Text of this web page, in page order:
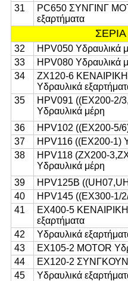
31
PC650 ΣΥΝΓΙΝΓ
εξαρτήματα
ΣΕΡΙΑ
32
HPV050 Υδραυλικά
33
HPV080 Υδραυλικά
34
ZX120-6
Υδραυλικά
35
HPV091 ((EX200-
Υδραυλικά μέρη
36
HPV102 ((EX200-5/
37
HPV116 ((EX200-1)
38
HPV118 (ZX200-
Υδραυλικά μέρη
39
HPV125B
40
HPV145 ((EX300-1/
41
EX400-5
εξαρτήματα
42
Υδραυλικά
43
EX105-2 MOTOR
44
EX120-2
45
Υδραυλικά